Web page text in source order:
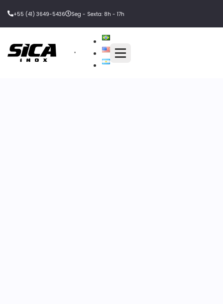
+55 (41) 3649-5436 Seg - Sexta: 8h - 17h